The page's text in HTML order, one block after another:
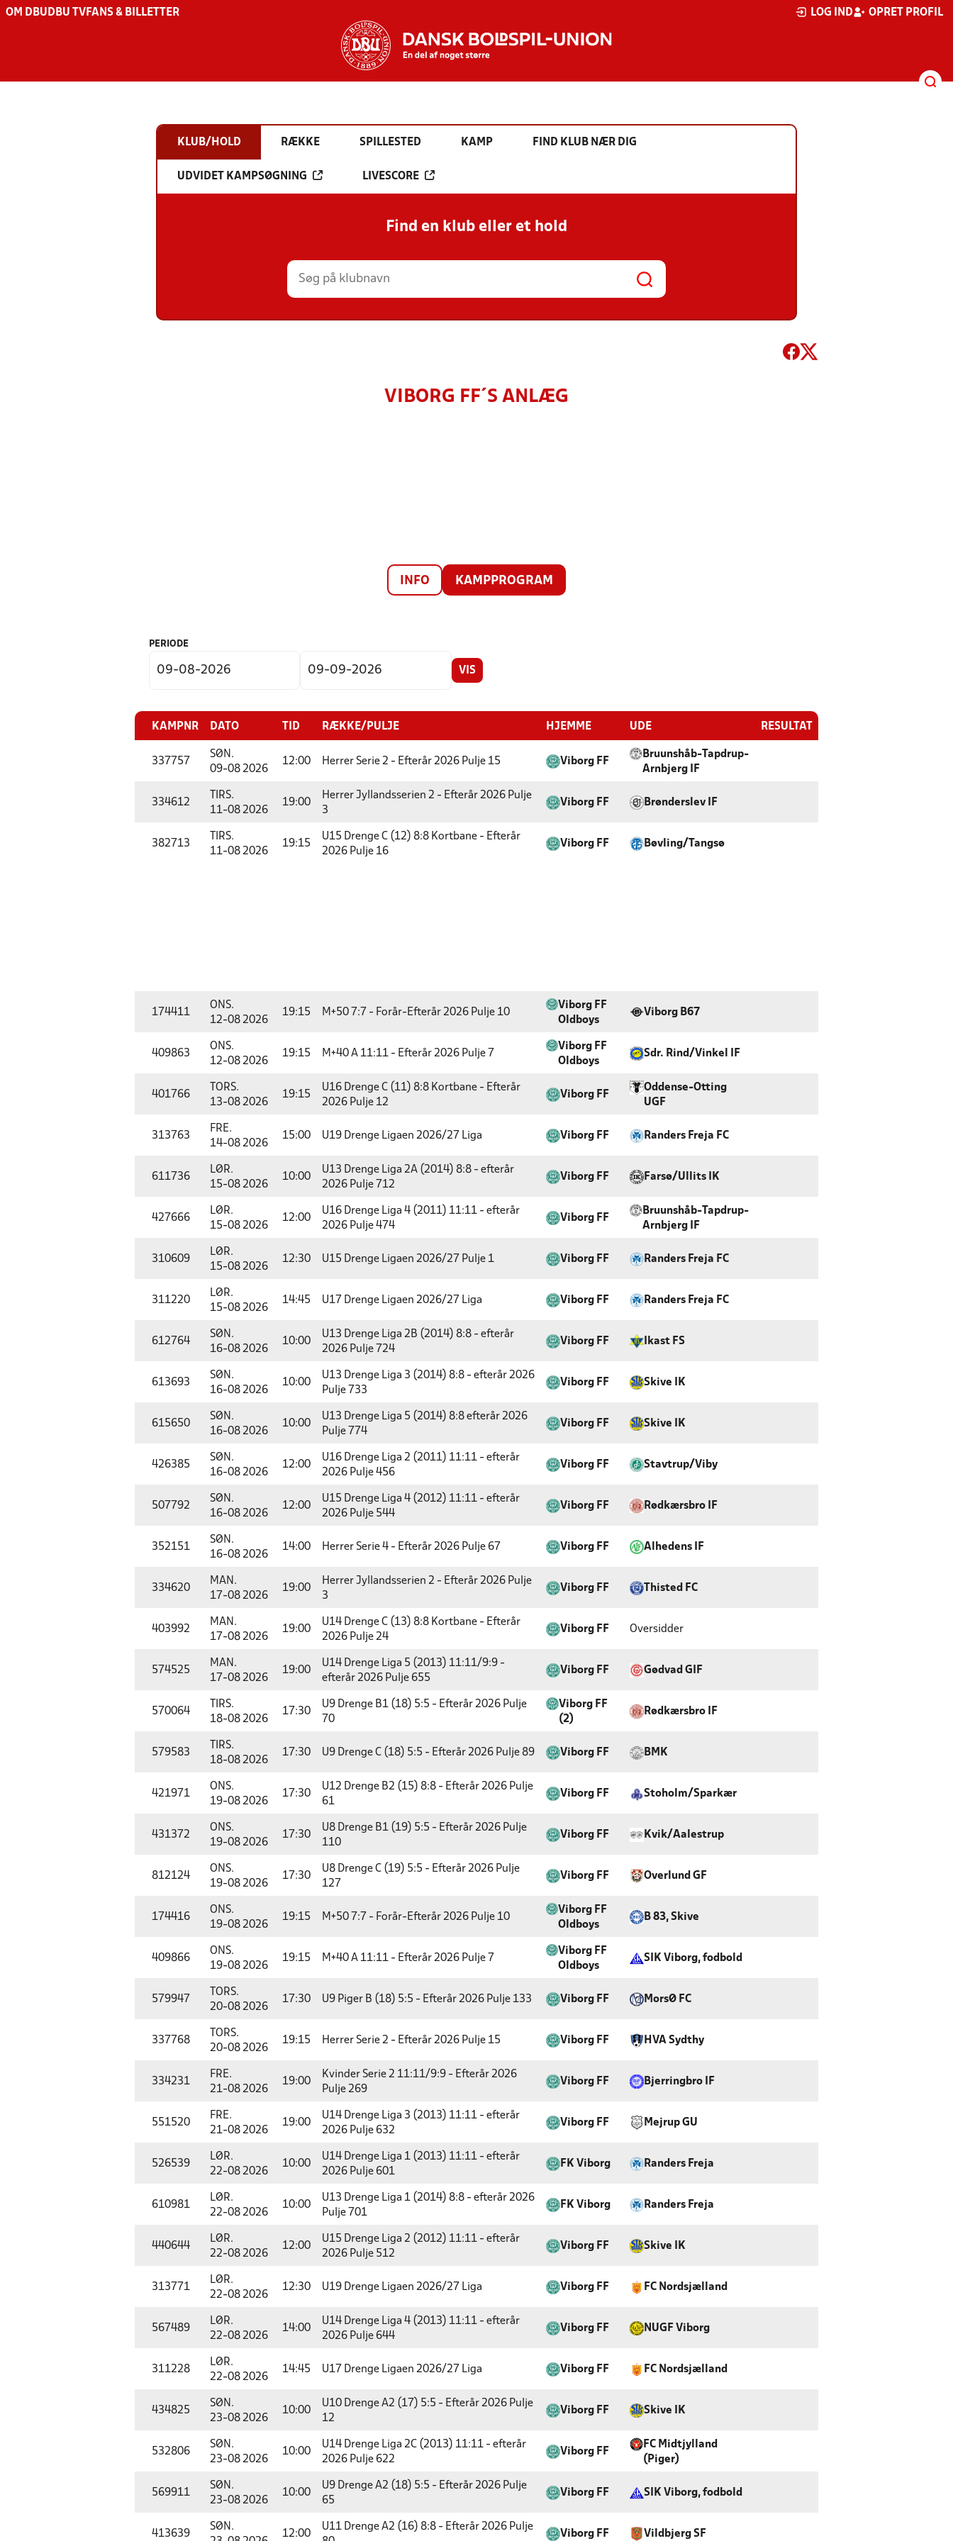
OM DBU DBU TV FANS & BILLETTER LOG IND OPRET PROFIL
KLUB/HOLD RÆKKE SPILLESTED KAMP FIND KLUB NÆR DIG
UDVIDET KAMPSØGNING LIVESCORE
Find en klub eller et hold
VIBORG FF´S ANLÆG
INFO KAMPPROGRAM
PERIODE
VIS
KAMPNR DATO TID RÆKKE/PULJE HJEMME UDE RESULTAT
337757
SØN.
09-08 2026
12:00 Herrer Serie 2 - Efterår 2026 Pulje 15 Viborg FF
Bruunshåb-Tapdrup-
Arnbjerg IF
334612
TIRS.
11-08 2026
19:00
Herrer Jyllandsserien 2 - Efterår 2026 Pulje
3
Viborg FF Brønderslev IF
382713
TIRS.
11-08 2026
19:15
U15 Drenge C (12) 8:8 Kortbane - Efterår
2026 Pulje 16
Viborg FF Bøvling/Tangsø
174411
ONS.
12-08 2026
19:15 M+50 7:7 - Forår-Efterår 2026 Pulje 10
Viborg FF
Oldboys
Viborg B67
409863
ONS.
12-08 2026
19:15 M+40 A 11:11 - Efterår 2026 Pulje 7
Viborg FF
Oldboys
Sdr. Rind/Vinkel IF
401766
TORS.
13-08 2026
19:15
U16 Drenge C (11) 8:8 Kortbane - Efterår
2026 Pulje 12
Viborg FF
Oddense-Otting
UGF
313763
FRE.
14-08 2026
15:00 U19 Drenge Ligaen 2026/27 Liga Viborg FF Randers Freja FC
611736
LØR.
15-08 2026
10:00
U13 Drenge Liga 2A (2014) 8:8 - efterår
2026 Pulje 712
Viborg FF Farsø/Ullits IK
427666
LØR.
15-08 2026
12:00
U16 Drenge Liga 4 (2011) 11:11 - efterår
2026 Pulje 474
Viborg FF
Bruunshåb-Tapdrup-
Arnbjerg IF
310609
LØR.
15-08 2026
12:30 U15 Drenge Ligaen 2026/27 Pulje 1 Viborg FF Randers Freja FC
311220
LØR.
15-08 2026
14:45 U17 Drenge Ligaen 2026/27 Liga Viborg FF Randers Freja FC
612764
SØN.
16-08 2026
10:00
U13 Drenge Liga 2B (2014) 8:8 - efterår
2026 Pulje 724
Viborg FF Ikast FS
613693
SØN.
16-08 2026
10:00
U13 Drenge Liga 3 (2014) 8:8 - efterår 2026
Pulje 733
Viborg FF Skive IK
615650
SØN.
16-08 2026
10:00
U13 Drenge Liga 5 (2014) 8:8 efterår 2026
Pulje 774
Viborg FF Skive IK
426385
SØN.
16-08 2026
12:00
U16 Drenge Liga 2 (2011) 11:11 - efterår
2026 Pulje 456
Viborg FF Stavtrup/Viby
507792
SØN.
16-08 2026
12:00
U15 Drenge Liga 4 (2012) 11:11 - efterår
2026 Pulje 544
Viborg FF Rødkærsbro IF
352151
SØN.
16-08 2026
14:00 Herrer Serie 4 - Efterår 2026 Pulje 67 Viborg FF Alhedens IF
334620
MAN.
17-08 2026
19:00
Herrer Jyllandsserien 2 - Efterår 2026 Pulje
3
Viborg FF Thisted FC
403992
MAN.
17-08 2026
19:00
U14 Drenge C (13) 8:8 Kortbane - Efterår
2026 Pulje 24
Viborg FF Oversidder
574525
MAN.
17-08 2026
19:00
U14 Drenge Liga 5 (2013) 11:11/9:9 -
efterår 2026 Pulje 655
Viborg FF Gødvad GIF
570064
TIRS.
18-08 2026
17:30
U9 Drenge B1 (18) 5:5 - Efterår 2026 Pulje
70
Viborg FF
(2)
Rødkærsbro IF
579583
TIRS.
18-08 2026
17:30 U9 Drenge C (18) 5:5 - Efterår 2026 Pulje 89 Viborg FF BMK
421971
ONS.
19-08 2026
17:30
U12 Drenge B2 (15) 8:8 - Efterår 2026 Pulje
61
Viborg FF Stoholm/Sparkær
431372
ONS.
19-08 2026
17:30
U8 Drenge B1 (19) 5:5 - Efterår 2026 Pulje
110
Viborg FF Kvik/Aalestrup
812124
ONS.
19-08 2026
17:30
U8 Drenge C (19) 5:5 - Efterår 2026 Pulje
127
Viborg FF Overlund GF
174416
ONS.
19-08 2026
19:15 M+50 7:7 - Forår-Efterår 2026 Pulje 10
Viborg FF
Oldboys
B 83, Skive
409866
ONS.
19-08 2026
19:15 M+40 A 11:11 - Efterår 2026 Pulje 7
Viborg FF
Oldboys
SIK Viborg, fodbold
579947
TORS.
20-08 2026
17:30 U9 Piger B (18) 5:5 - Efterår 2026 Pulje 133 Viborg FF MorsØ FC
337768
TORS.
20-08 2026
19:15 Herrer Serie 2 - Efterår 2026 Pulje 15 Viborg FF HVA Sydthy
334231
FRE.
21-08 2026
19:00
Kvinder Serie 2 11:11/9:9 - Efterår 2026
Pulje 269
Viborg FF Bjerringbro IF
551520
FRE.
21-08 2026
19:00
U14 Drenge Liga 3 (2013) 11:11 - efterår
2026 Pulje 632
Viborg FF Mejrup GU
526539
LØR.
22-08 2026
10:00
U14 Drenge Liga 1 (2013) 11:11 - efterår
2026 Pulje 601
FK Viborg Randers Freja
610981
LØR.
22-08 2026
10:00
U13 Drenge Liga 1 (2014) 8:8 - efterår 2026
Pulje 701
FK Viborg Randers Freja
440644
LØR.
22-08 2026
12:00
U15 Drenge Liga 2 (2012) 11:11 - efterår
2026 Pulje 512
Viborg FF Skive IK
313771
LØR.
22-08 2026
12:30 U19 Drenge Ligaen 2026/27 Liga Viborg FF FC Nordsjælland
567489
LØR.
22-08 2026
14:00
U14 Drenge Liga 4 (2013) 11:11 - efterår
2026 Pulje 644
Viborg FF NUGF Viborg
311228
LØR.
22-08 2026
14:45 U17 Drenge Ligaen 2026/27 Liga Viborg FF FC Nordsjælland
434825
SØN.
23-08 2026
10:00
U10 Drenge A2 (17) 5:5 - Efterår 2026 Pulje
12
Viborg FF Skive IK
532806
SØN.
23-08 2026
10:00
U14 Drenge Liga 2C (2013) 11:11 - efterår
2026 Pulje 622
Viborg FF
FC Midtjylland
(Piger)
569911
SØN.
23-08 2026
10:00
U9 Drenge A2 (18) 5:5 - Efterår 2026 Pulje
65
Viborg FF SIK Viborg, fodbold
413639
SØN.
12:00
U11 Drenge A2 (16) 8:8 - Efterår 2026 Pulje
Viborg FF Vildbjerg SF